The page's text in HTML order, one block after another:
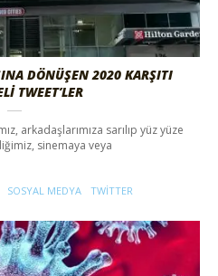
DÖNÜŞEN 2020 KARŞITI
TWEET’LER
arkadaşlarımıza sarılıp yüz yüze
sinemaya veya
SOSYAL MEDYA TWITTER